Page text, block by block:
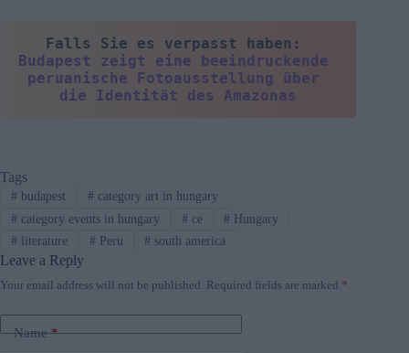
Budapest zeigt eine beeindruckende
peruanische Fotoausstellung über
die Identität des Amazonas
Tags
#budapest #category art in hungary
#category events in hungary #ce # Hungary
#literature #Peru # south america
Leave a Reply
Your email address will not be published. Required fields are marked *
Name*